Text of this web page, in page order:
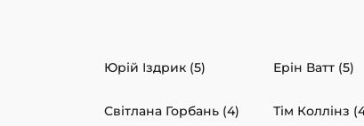
Юрій Іздрик (5) Ерін Ватт (5)
Світлана Горбань (4) Тім Коллінз